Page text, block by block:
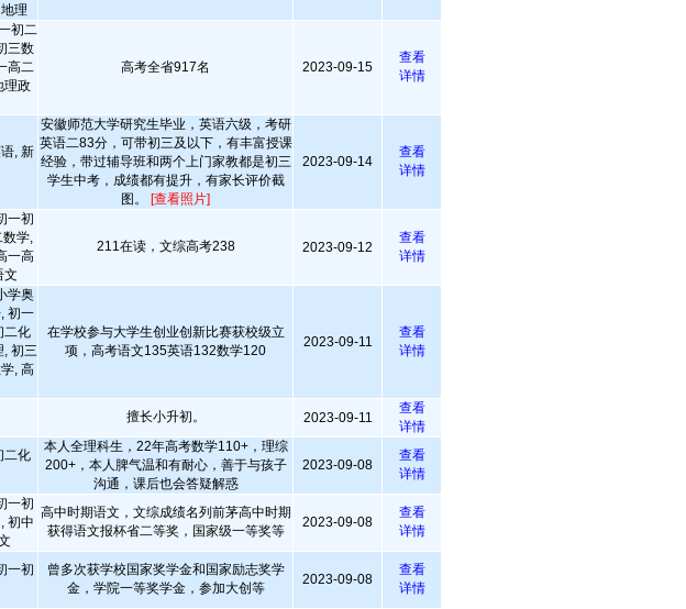
理
初二
三数
高二
理政
高考全省917名 2023-09-15
查看
详情
, 新
安徽师范大学研究生毕业，英语六级，考研
英语二83分，可带初三及以下，有丰富授课
经验，带过辅导班和两个上门家教都是初三
学生中考，成绩都有提升，有家长评价截
图。 [查看照片]
2023-09-14
查看
详情
一初
学,
一高
文
211在读，文综高考238 2023-09-12
查看
详情
学奥
初一
二化
, 初三
, 高
在学校参与大学生创业创新比赛获校级立
项，高考语文135英语132数学120
2023-09-11
查看
详情
擅长小升初。 2023-09-11
查看
详情
二化
本人全理科生，22年高考数学110+，理综
200+，本人脾气温和有耐心，善于与孩子
沟通，课后也会答疑解惑
2023-09-08
查看
详情
一初
初中
高中时期语文，文综成绩名列前茅高中时期
获得语文报杯省二等奖，国家级一等奖等
2023-09-08
查看
详情
一初
曾多次获学校国家奖学金和国家励志奖学
金，学院一等奖学金，参加大创等
2023-09-08
查看
详情